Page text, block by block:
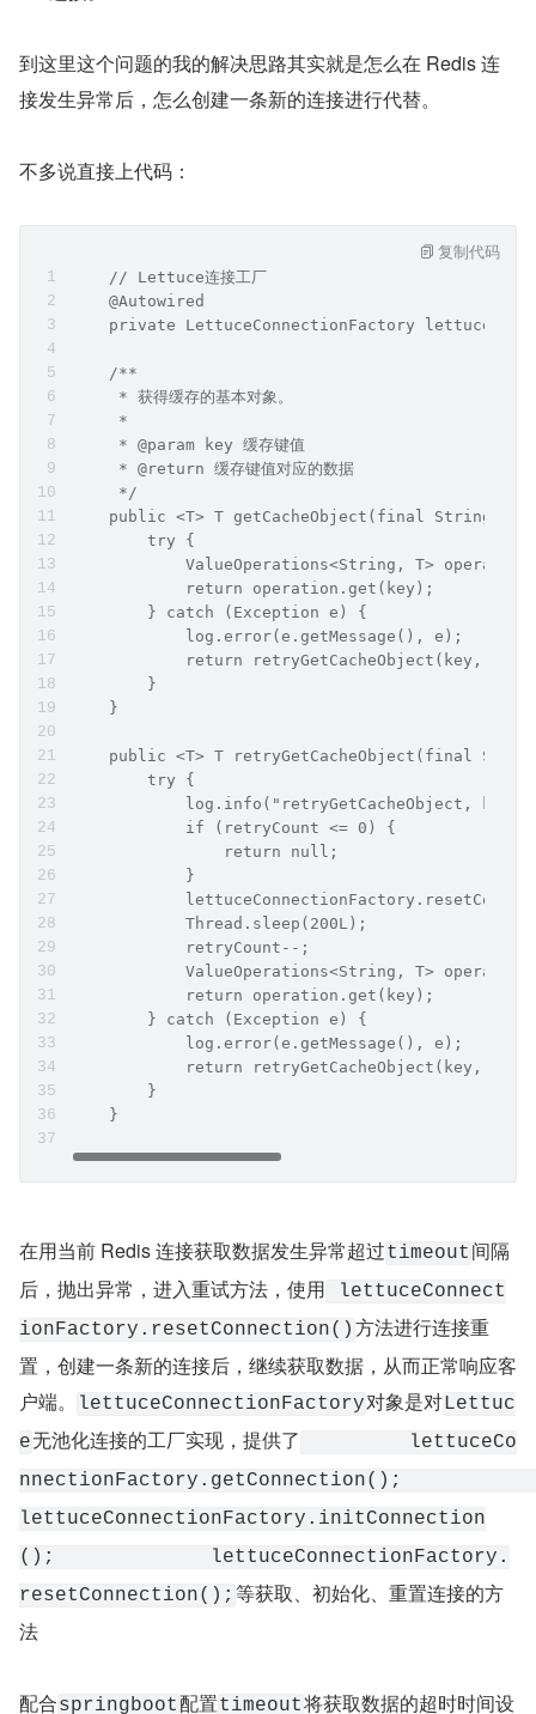
到这里这个问题的我的解决思路其实就是怎么在 Redis 连
接发生异常后，怎么创建一条新的连接进行代替。
不多说直接上代码：
    // Lettuce连接工厂
    @Autowired
private LettuceConnectionFactory
    /**
     * 获得缓存的基本对象。
     *
     * @param key 缓存键值
     * @return 缓存键值对应的数据
     */
public <T> T getCacheObject(final String
        try {
ValueOperations<String, T>
            return operation.get(key);
        } catch (Exception e) {
            log.error(e.getMessage(), e);
            return retryGetCacheObject(key, 1);
        }
    }
public <T> T retryGetCacheObject(final
        try {
log.info("retryGetCacheObject,
            if (retryCount <= 0) {
                return null;
            }
            Thread.sleep(200L);
            retryCount--;
ValueOperations<String, T>
            return operation.get(key);
        } catch (Exception e) {
            log.error(e.getMessage(), e);
return retryGetCacheObject(key,
        }
    }
复制代码
在用当前 Redis 连接获取数据发生异常超过timeout 间隔
后，抛出异常，进入重试方法，使用
lettuceConnect
ionFactory.resetConnection() 方法进行连接重
置，创建一条新的连接后，继续获取数据，从而正常响应客
户端。
lettuceConnectionFactory对象是对 Lettuc
e无池化连接的工厂实现，提供了
         lettuceCo
nnectionFactory.getConnection();
lettuceConnectionFactory.initConnection
();             lettuceConnectionFactory.
resetConnection(); 等获取、初始化、重置连接的方
法
配合springboot配置timeout将获取数据的超时时间设